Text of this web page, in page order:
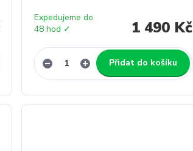
1 490 Kč
Expedujeme do
48 hod ✓
Přidat do košíku